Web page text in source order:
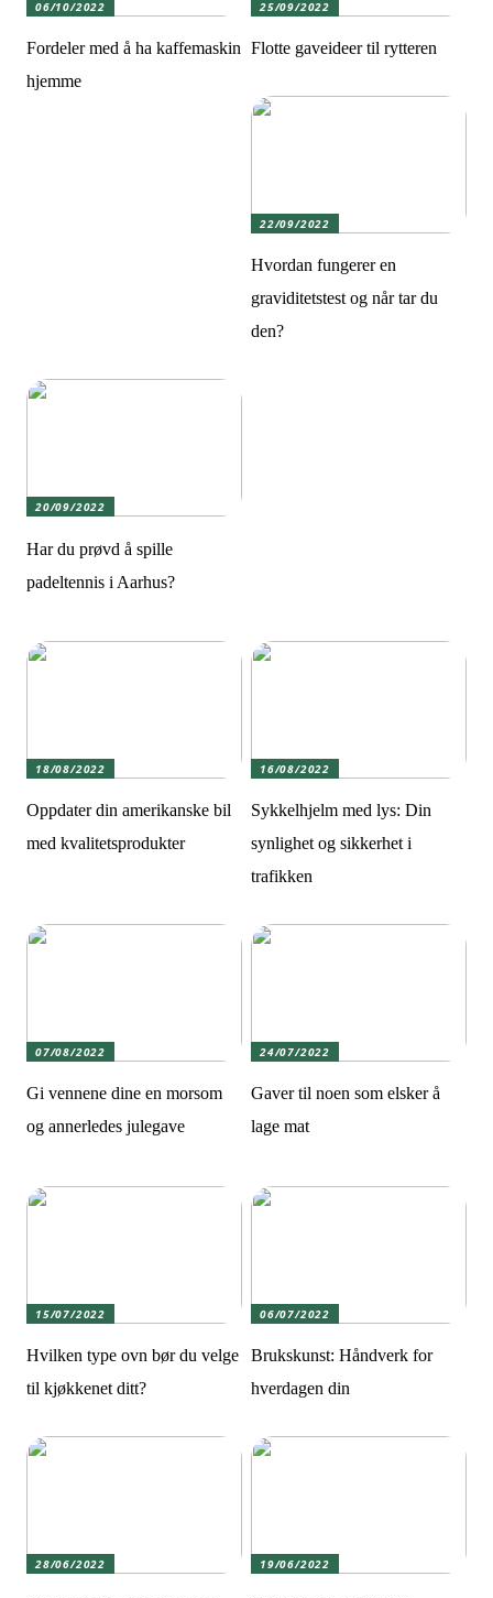
06/10/2022
Fordeler med å ha kaffemaskin
hjemme
25/09/2022
Flotte gaveideer til rytteren
22/09/2022
Hvordan fungerer en
graviditetstest og når tar du
den?
20/09/2022
Har du prøvd å spille
padeltennis i Aarhus?
18/08/2022
Oppdater din amerikanske bil
med kvalitetsprodukter
16/08/2022
Sykkelhjelm med lys: Din
synlighet og sikkerhet i
trafikken
07/08/2022
Gi vennene dine en morsom
og annerledes julegave
24/07/2022
Gaver til noen som elsker å
lage mat
15/07/2022
Hvilken type ovn bør du velge
til kjøkkenet ditt?
06/07/2022
Brukskunst: Håndverk for
hverdagen din
28/06/2022 19/06/2022